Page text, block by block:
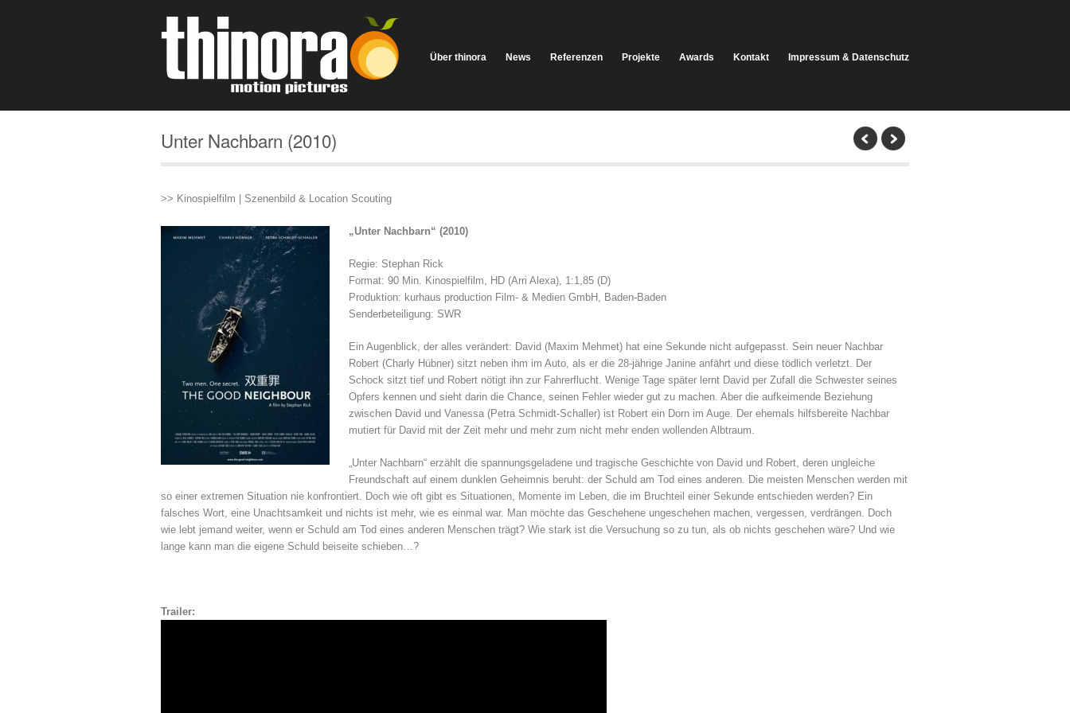
Über thinora News Referenzen Projekte Awards Kontakt Impressum & Datenschutz
Unter Nachbarn (2010)
>> Kinospielfilm | Szenenbild & Location Scouting
„Unter Nachbarn“ (2010)
Regie: Stephan Rick
Format: 90 Min. Kinospielfilm, HD (Arri Alexa), 1:1,85 (D)
Produktion: kurhaus production Film- & Medien GmbH, Baden-Baden
Senderbeteiligung: SWR
Ein Augenblick, der alles verändert: David (Maxim Mehmet) hat eine Sekunde nicht aufgepasst. Sein neuer Nachbar
Robert (Charly Hübner) sitzt neben ihm im Auto, als er die 28-jährige Janine anfährt und diese tödlich verletzt. Der
Schock sitzt tief und Robert nötigt ihn zur Fahrerflucht. Wenige Tage später lernt David per Zufall die Schwester seines
Opfers kennen und sieht darin die Chance, seinen Fehler wieder gut zu machen. Aber die aufkeimende Beziehung
zwischen David und Vanessa (Petra Schmidt-Schaller) ist Robert ein Dorn im Auge. Der ehemals hilfsbereite Nachbar
mutiert für David mit der Zeit mehr und mehr zum nicht mehr enden wollenden Albtraum.
„Unter Nachbarn“ erzählt die spannungsgeladene und tragische Geschichte von David und Robert, deren ungleiche
Freundschaft auf einem dunklen Geheimnis beruht: der Schuld am Tod eines anderen. Die meisten Menschen werden mit
so einer extremen Situation nie konfrontiert. Doch wie oft gibt es Situationen, Momente im Leben, die im Bruchteil einer Sekunde entschieden werden? Ein
falsches Wort, eine Unachtsamkeit und nichts ist mehr, wie es einmal war. Man möchte das Geschehene ungeschehen machen, vergessen, verdrängen. Doch
wie lebt jemand weiter, wenn er Schuld am Tod eines anderen Menschen trägt? Wie stark ist die Versuchung so zu tun, als ob nichts geschehen wäre? Und wie
lange kann man die eigene Schuld beiseite schieben…?
Trailer: